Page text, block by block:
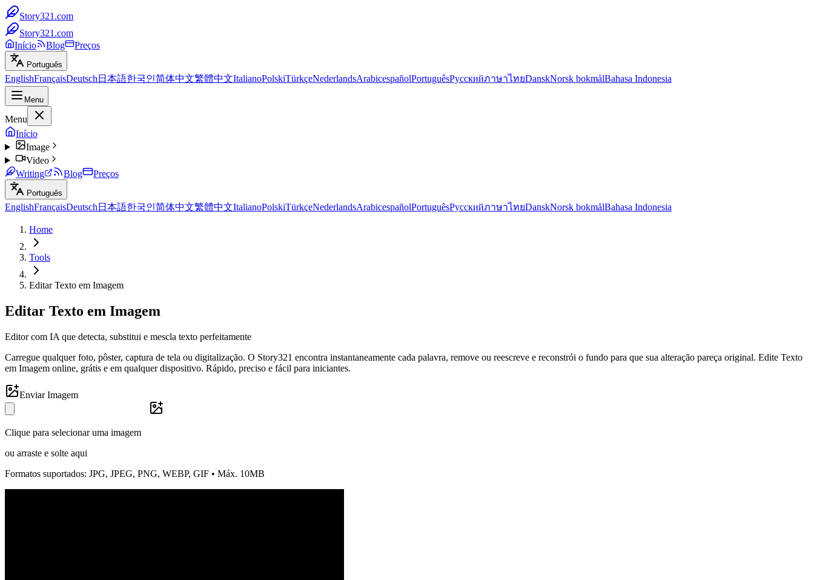
Story321.com
Story321.com
Início
Blog Preços
Português
EnglishFrançaisDeutsch 日本語한국인简体中文繁體中文ItalianoPolskiTürkçeNederlandsArabicespañolPortuguêsРусскийภาษาไทยDanskNorsk bokmålBahasa Indonesia
Menu
Menu
Início
Image
Video
Writing
Blog Preços
Português
EnglishFrançaisDeutsch 日本語한국인简体中文繁體中文ItalianoPolskiTürkçeNederlandsArabicespañolPortuguêsРусскийภาษาไทยDanskNorsk bokmålBahasa Indonesia
Home
Tools
Editar Texto em Imagem
Editar Texto em Imagem
Editor com IA que detecta, substitui e mescla texto perfeitamente
Carregue qualquer foto, pôster, captura de tela ou digitalização. O Story321 encontra instantaneamente cada palavra, remove ou reescreve e reconstrói o fundo para que sua alteração pareça original. Edite Texto
em Imagem online, grátis e em qualquer dispositivo. Rápido, preciso e fácil para iniciantes.
Enviar Imagem
Clique para selecionar uma imagem
ou arraste e solte aqui
Formatos suportados: JPG, JPEG, PNG, WEBP, GIF • Máx. 10MB